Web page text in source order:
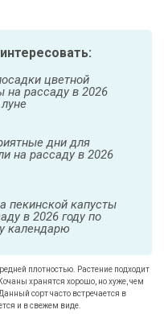
цветной
на рассаду в 2026
дни для
на рассаду в 2026
пекинской капусты
в 2026 году по
календарю
плотностью. Растение подходит
хранятся хорошо, но хуже, чем
сорт часто встречается в
и в свежем виде.